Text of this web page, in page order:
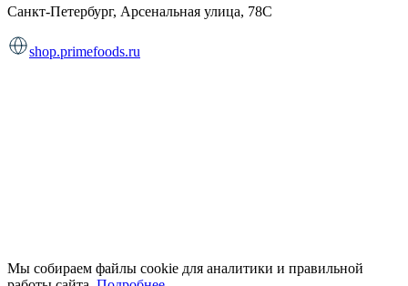
Санкт-Петербург, Арсенальная улица, 78С
shop.primefoods.ru
Мы собираем файлы cookie для аналитики и правильной